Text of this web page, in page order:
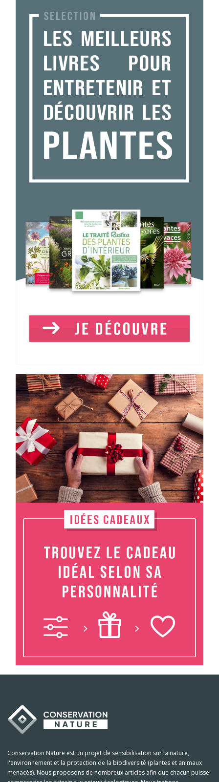
Conservation Nature est un projet de sensibilisation sur la nature,
l'environnement et la protection de la biodiversité (plantes et animaux
menacés). Nous proposons de nombreux articles afin que chacun puisse